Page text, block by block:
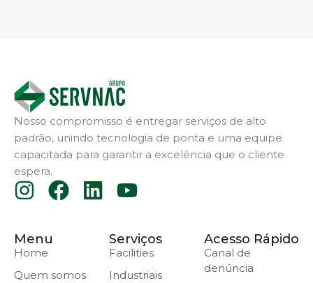
Nosso compromisso é entregar serviços de alto
padrão, unindo tecnologia de ponta e uma equipe
capacitada para garantir a excelência que o cliente
espera.
Menu
Home
Quem somos
Serviços
Facilities
Industriais
Acesso Rápido
Canal de
denúncia